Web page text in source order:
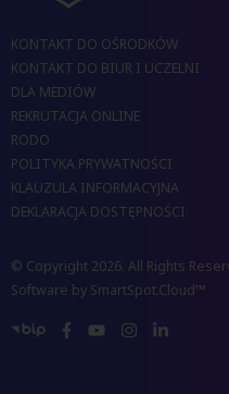
KONTAKT DO OŚRODKÓW
KONTAKT DO BIUR I UCZELNI
DLA MEDIÓW
REKRUTACJA ONLINE
RODO
POLITYKA PRYWATNOŚCI
KLAUZULA INFORMACYJNA
DEKLARACJA DOSTĘPNOŚCI
© Copyright 2026. All Rights
Software by SmartSpot.Cloud™